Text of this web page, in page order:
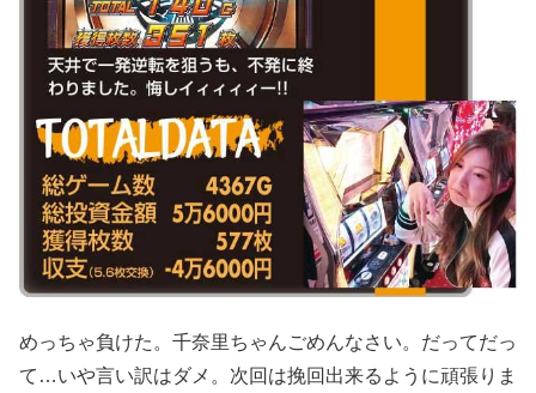
めっちゃ負けた。千奈里ちゃんごめんなさい。だってだっ
て…いや言い訳はダメ。次回は挽回出来るように頑張りま